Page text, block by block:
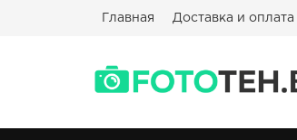
Главная Доставка и оплата